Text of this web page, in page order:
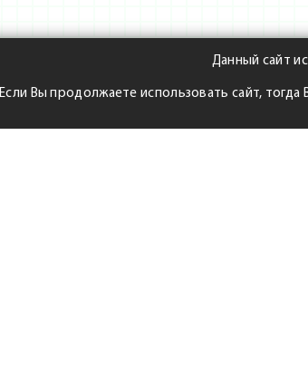
Данный сайт
Если Вы продолжаете использовать сайт, тогда